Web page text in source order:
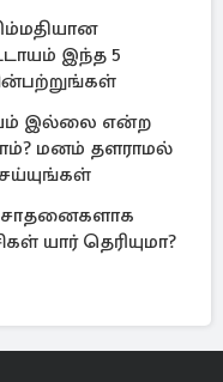
இந்த 5
இல்லை என்ற
மனம் தளராமல்
யார் தெரியுமா?